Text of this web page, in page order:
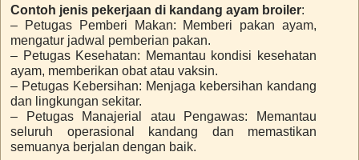
Contoh jenis pekerjaan di kandang ayam broiler:
– Petugas Pemberi Makan: Memberi pakan ayam,
mengatur jadwal pemberian pakan.
– Petugas Kesehatan: Memantau kondisi kesehatan
ayam, memberikan obat atau vaksin.
– Petugas Kebersihan: Menjaga kebersihan kandang
dan lingkungan sekitar.
– Petugas Manajerial atau Pengawas: Memantau
seluruh operasional kandang dan memastikan
semuanya berjalan dengan baik.